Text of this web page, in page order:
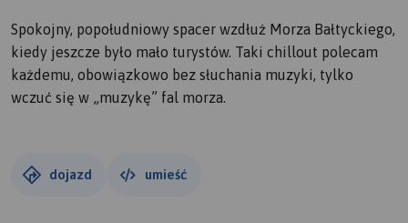
Spokojny, popołudniowy spacer wzdłuż Morza Bałtyckiego,
kiedy jeszcze było mało turystów. Taki chillout polecam
każdemu, obowiązkowo bez słuchania muzyki, tylko
wczuć się w „muzykę” fal morza.
dojazd umieść